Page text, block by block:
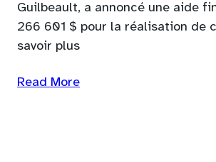
Guilbeault, a annoncé une aide
266 601 $ pour la réalisation de
savoir plus
Read More